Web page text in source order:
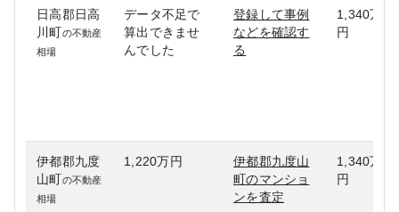
日高郡日高
川町の不動産
相場
データ不足で
算出できませ
んでした
登録して事例
などを確認す
る
1,340万
円
伊都郡九度
山町の不動産
相場
1,220万円
伊都郡九度山
町のマンショ
ンを査定
1,340万
円